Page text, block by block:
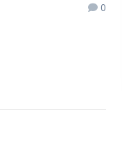
0